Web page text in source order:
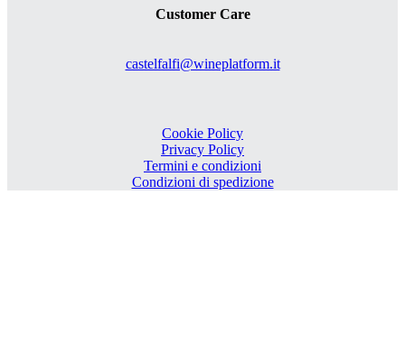
Customer Care
castelfalfi@wineplatform.it
Cookie Policy
Privacy Policy
Termini e condizioni
Condizioni di spedizione